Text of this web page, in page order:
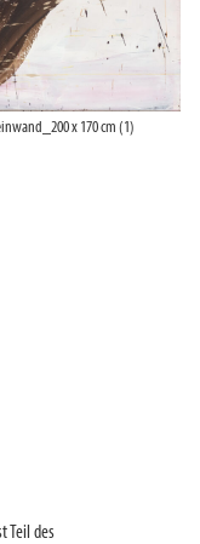
x 170 cm (1)
Teil des